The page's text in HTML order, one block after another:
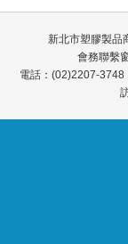
新北市塑膠製
會務聯繫
電話：(02)2207-